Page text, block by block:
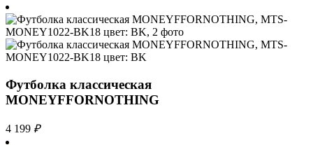
Футболка классическая
MONEYFFORNOTHING
4 199 ₽